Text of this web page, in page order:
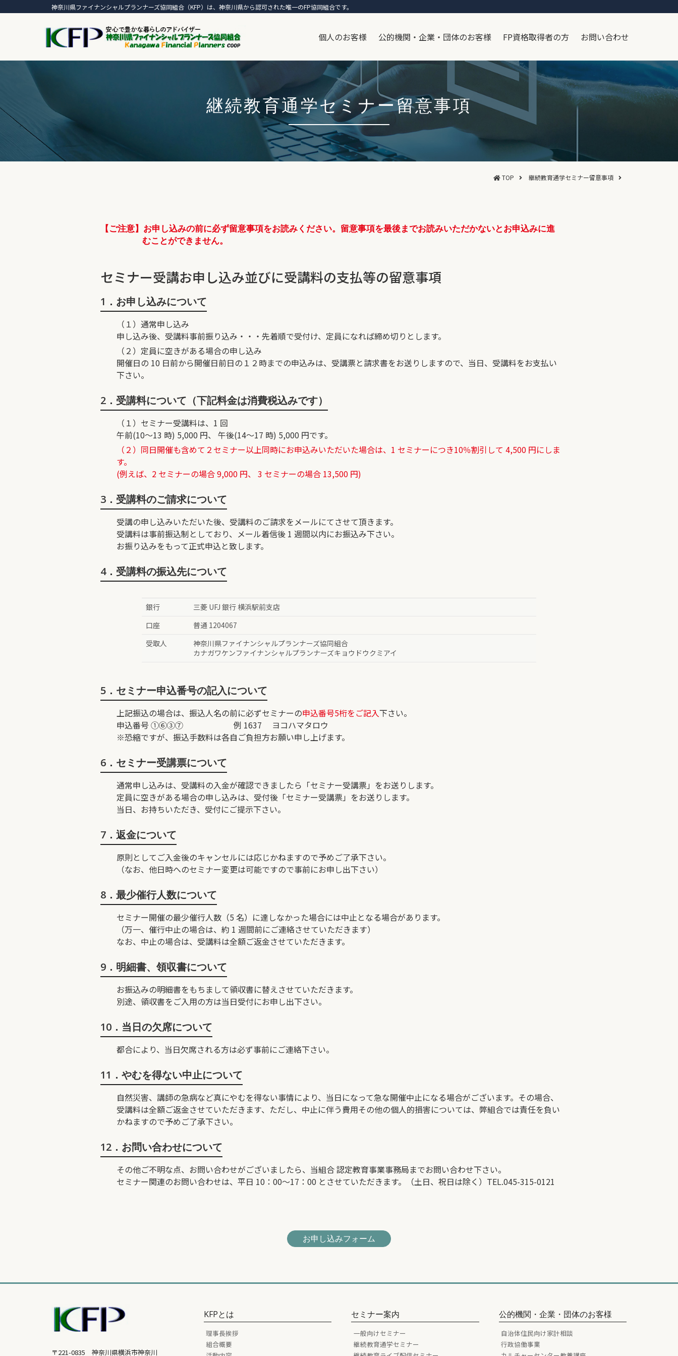
神奈川県ファイナンシャルプランナーズ協同組合（KFP）は、神奈川県から認可された唯一のFP協同組合です。
個人のお客様 公的機関・企業・団体のお客様 FP資格取得者の方 お問い合わせ
継続教育通学セミナー留意事項
TOP 継続教育通学セミナー留意事項
【ご注意】お申し込みの前に必ず留意事項をお読みください。留意事項を最後までお読みいただかないとお申込みに進
むことができません。
セミナー受講お申し込み並びに受講料の支払等の留意事項
1．お申し込みについて
（１）通常申し込み
申し込み後、受講料事前振り込み・・・先着順で受付け、定員になれば締め切りとします。
（２）定員に空きがある場合の申し込み
開催日の 10 日前から開催日前日の１２時までの申込みは、受講票と請求書をお送りしますので、当日、受講料をお支払い
下さい。
2．受講料について（下記料金は消費税込みです）
（１）セミナー受講料は、1 回
午前(10～13 時) 5,000 円、 午後(14～17 時) 5,000 円です。
（２）同日開催も含めて２セミナー以上同時にお申込みいただいた場合は、1 セミナーにつき10％割引して 4,500 円にしま
す。
(例えば、2 セミナーの場合 9,000 円、 3 セミナーの場合 13,500 円)
3．受講料のご請求について
受講の申し込みいただいた後、受講料のご請求をメールにてさせて頂きます。
受講料は事前振込制としており、メール着信後 1 週間以内にお振込み下さい。
お振り込みをもって正式申込と致します。
4．受講料の振込先について
銀行
三菱 UFJ 銀行 横浜駅前支店
口座
普通 1204067
受取人
神奈川県ファイナンシャルプランナーズ協同組合
カナガワケンファイナンシャルプランナーズキョウドウクミアイ
5．セミナー申込番号の記入について
上記振込の場合は、振込人名の前に必ずセミナーの申込番号5桁をご記入下さい。
申込番号 ①⑥③⑦ 例 1637 ヨコハマタロウ
※恐縮ですが、振込手数料は各自ご負担方お願い申し上げます。
6．セミナー受講票について
通常申し込みは、受講料の入金が確認できましたら「セミナー受講票」をお送りします。
定員に空きがある場合の申し込みは、受付後「セミナー受講票」をお送りします。
当日、お持ちいただき、受付にご提示下さい。
7．返金について
原則としてご入金後のキャンセルには応じかねますので予めご了承下さい。
（なお、他日時へのセミナー変更は可能ですので事前にお申し出下さい）
8．最少催行人数について
セミナー開催の最少催行人数（5 名）に達しなかった場合には中止となる場合があります。
（万一、催行中止の場合は、約 1 週間前にご連絡させていただきます）
なお、中止の場合は、受講料は全額ご返金させていただきます。
9．明細書、領収書について
お振込みの明細書をもちまして領収書に替えさせていただきます。
別途、領収書をご入用の方は当日受付にお申し出下さい。
10．当日の欠席について
都合により、当日欠席される方は必ず事前にご連絡下さい。
11．やむを得ない中止について
自然災害、講師の急病など真にやむを得ない事情により、当日になって急な開催中止になる場合がございます。その場合、
受講料は全額ご返金させていただきます、ただし、中止に伴う費用その他の個人的損害については、弊組合では責任を負い
かねますので予めご了承下さい。
12．お問い合わせについて
その他ご不明な点、お問い合わせがございましたら、当組合 認定教育事業事務局までお問い合わせ下さい。
セミナー関連のお問い合わせは、平日 10：00～17：00 とさせていただきます。（土日、祝日は除く）TEL.045-315-0121
お申し込みフォーム
〒221-0835 神奈川県横浜市神奈川
KFPとは
理事長挨拶
組合概要
セミナー案内
一般向けセミナー
継続教育通学セミナー
公的機関・企業・団体のお客様
自治体住民向け家計相談
行政協働事業